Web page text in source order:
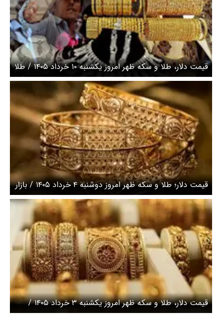
قیمت دلار، طلا و سکه ظهر امروز یکشنبه ۱۰ خرداد ۱۴۰۵ / طلا
با نوسانات نزولی همراه شد
قیمت دلار؛ طلا و سکه ظهر امروز دوشنبه ۴ خرداد ۱۴۰۵ / بازار
طلا دوباره داغ شد
قیمت دلار، طلا و سکه ظهر امروز یکشنبه ۳ خرداد ۱۴۰۵ /